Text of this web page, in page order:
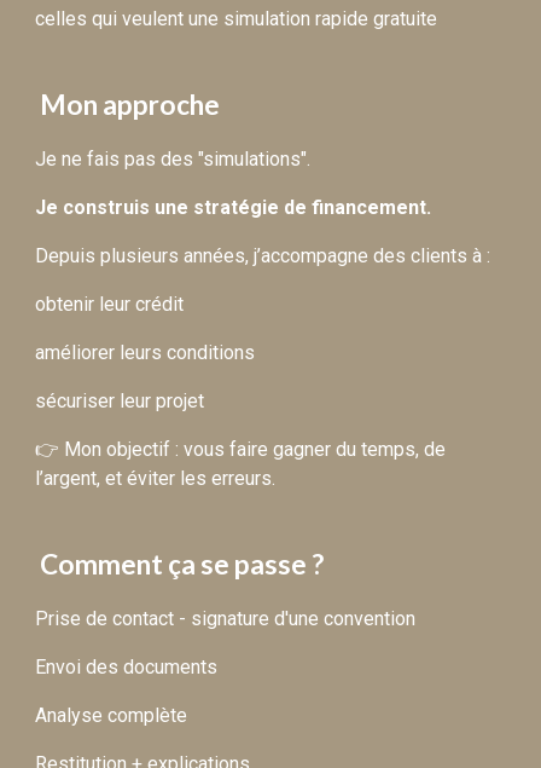
celles qui veulent une simulation rapide gratuite
Mon approche
Je ne fais pas des "simulations".
Je construis une stratégie de financement.
Depuis plusieurs années, j’accompagne des clients à :
obtenir leur crédit
améliorer leurs conditions
sécuriser leur projet
👉 Mon objectif : vous faire gagner du temps, de
l’argent, et éviter les erreurs.
Comment ça se passe ?
Prise de contact - signature d'une convention
Envoi des documents
Analyse complète